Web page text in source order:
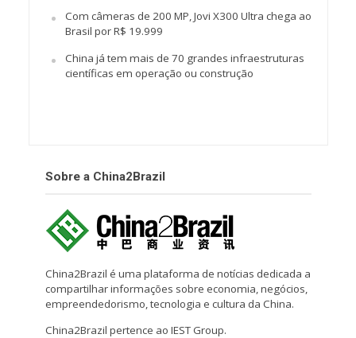
Com câmeras de 200 MP, Jovi X300 Ultra chega ao
Brasil por R$ 19.999
China já tem mais de 70 grandes infraestruturas
científicas em operação ou construção
Sobre a China2Brazil
China2Brazil é uma plataforma de notícias dedicada a
compartilhar informações sobre economia, negócios,
empreendedorismo, tecnologia e cultura da China.
China2Brazil pertence ao IEST Group.